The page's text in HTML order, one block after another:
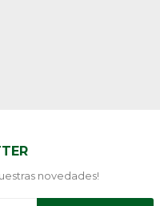
novedades!